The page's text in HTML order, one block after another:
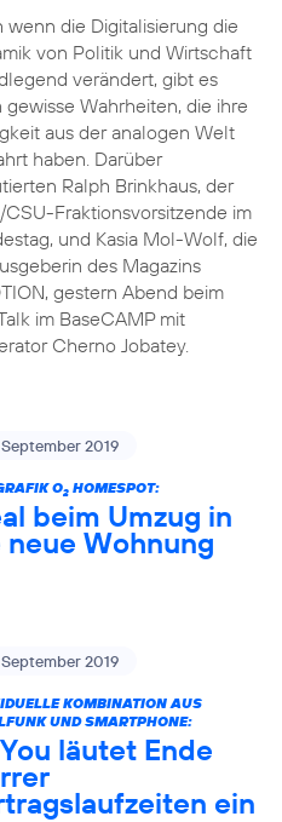
wenn die Digitalisierung die
von Politik und Wirtschaft
verändert, gibt es
gewisse Wahrheiten, die ihre
aus der analogen Welt
haben. Darüber
Ralph Brinkhaus, der
CSU-Fraktionsvorsitzende im
und Kasia Mol-Wolf, die
des Magazins
gestern Abend beim
im BaseCAMP mit
Cherno Jobatey.
2019
O2HOMESPOT:
beim Umzug in
neue Wohnung
2019
KOMBINATION AUS
UND SMARTPHONE:
You läutet Ende
ein